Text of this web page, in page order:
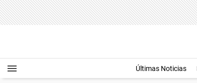
Últimas Noticias